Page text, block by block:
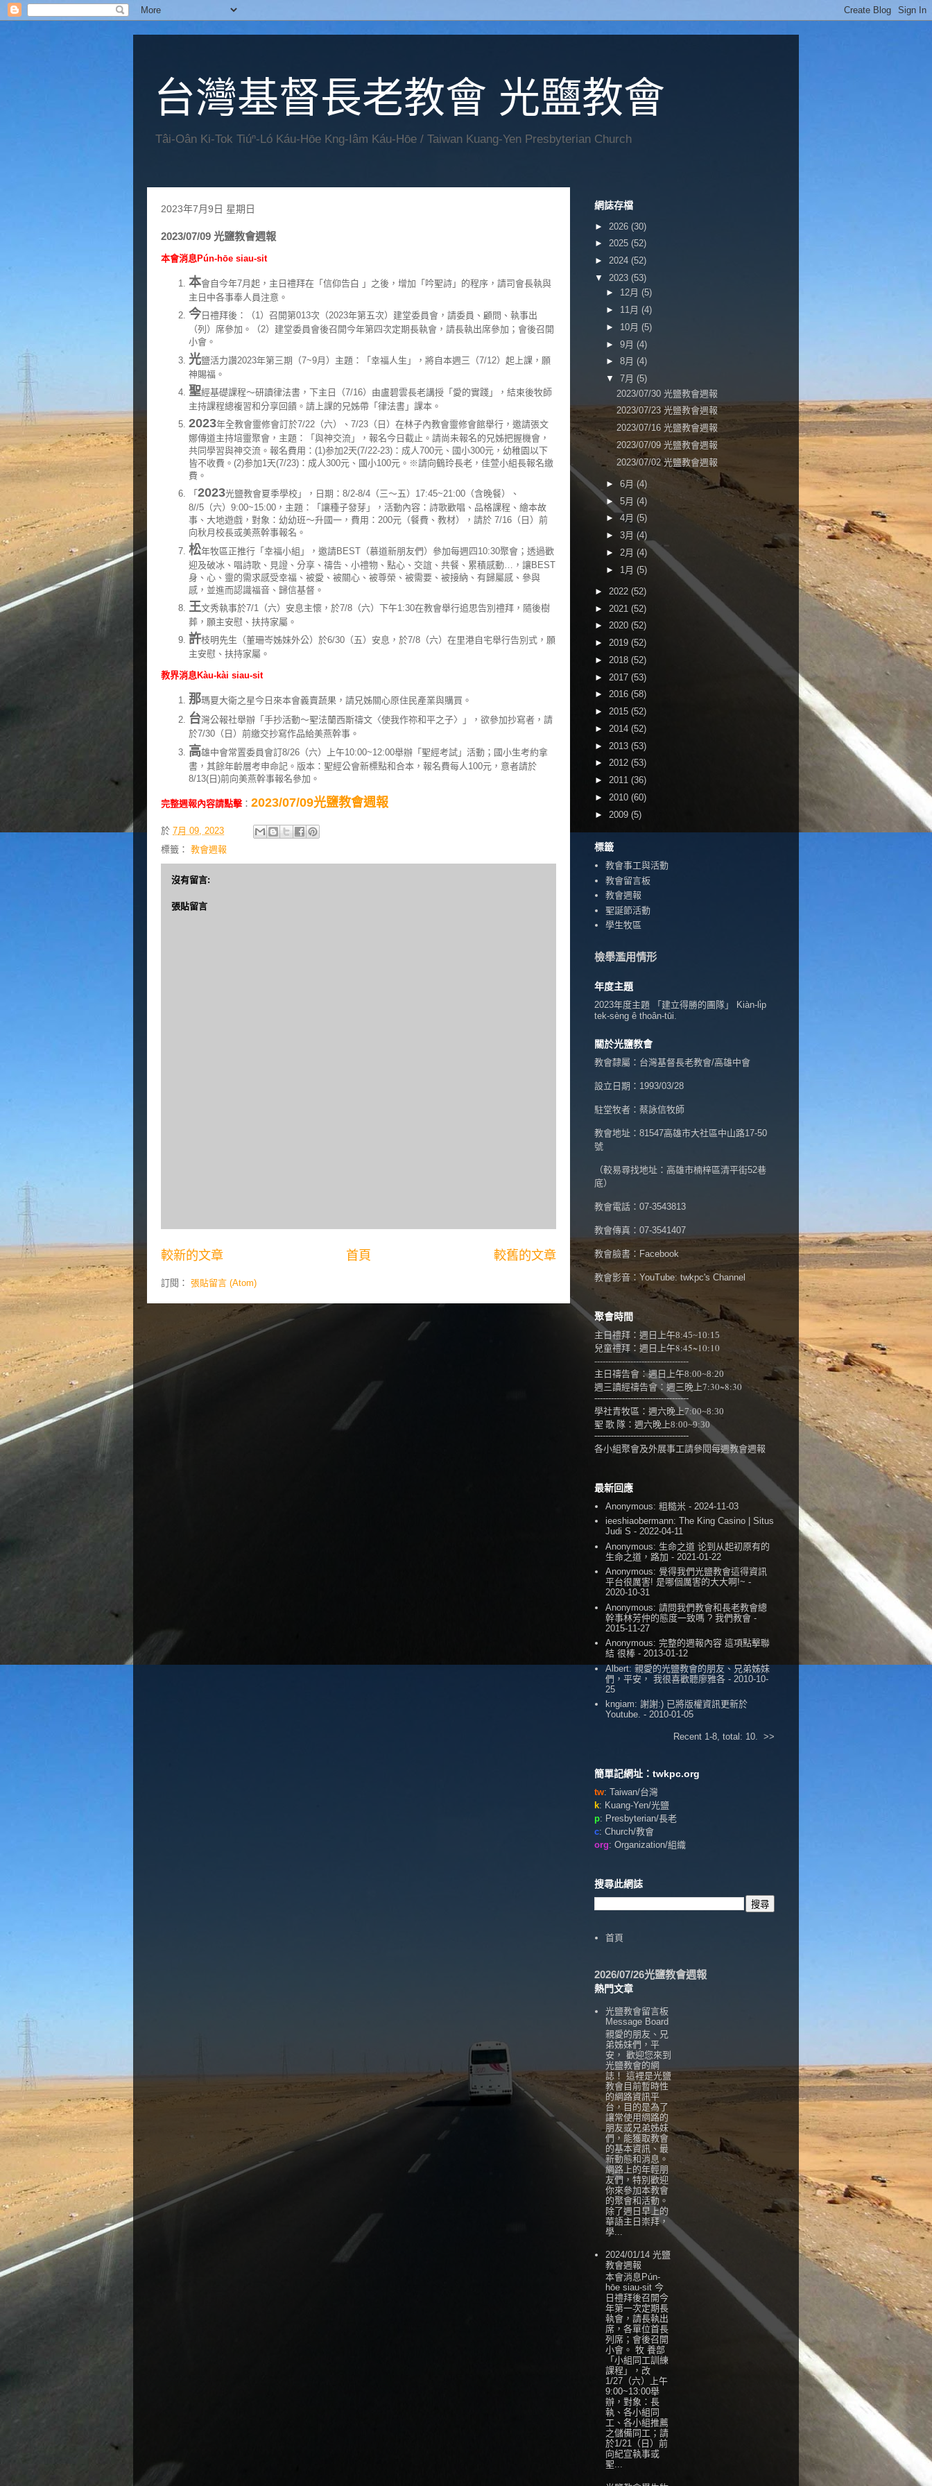
台灣基督長老教會 光鹽教會
Tâi-Oân Ki-Tok Tiúⁿ-Ló Káu-Hōe Kng-Iâm Káu-Hōe / Taiwan Kuang-Yen Presbyterian Church
2023年7月9日 星期日
2023/07/09 光鹽教會週報
本會消息Pún-hōe siau-sit
本會自今年7月起，主日禮拜在「信仰告白 」之後，增加「吟聖詩」的程序，請司會長執與
主日中各事奉人員注意。
今日禮拜後：（1）召開第013次（2023年第五次）建堂委員會，請委員、顧問、執事出
（列）席參加。（2）建堂委員會後召開今年第四次定期長執會，請長執出席參加；會後召開
小會。
光鹽活力讚2023年第三期（7~9月）主題：「幸福人生」，將自本週三（7/12）起上課，願
神賜福。
聖經基礎課程～研讀律法書，下主日（7/16）由盧碧雲長老講授「愛的實踐」，結束後牧師
主持課程總複習和分享回饋。請上課的兄姊帶「律法書」課本。
2023年全教會靈修會訂於7/22（六）、7/23（日）在林子內教會靈修會館舉行，邀請張文
娜傳道主持培靈聚會，主題：「與神交流」，報名今日截止。請尚未報名的兄姊把握機會，
共同學習與神交流。報名費用：(1)参加2天(7/22-23)：成人700元、國小300元，幼稚園以下
皆不收費。(2)参加1天(7/23)：成人300元、國小100元。※請向鶴玲長老，佳萱小組長報名繳
費。
「 2023光鹽教會夏季學校」，日期：8/2-8/4（三～五）17:45~21:00（含晚餐）、
8//5（六）9:00~15:00，主題：「讓種子發芽」，活動內容：詩歌歡唱、品格課程、繪本故
事、大地遊戲，對象：幼幼班～升國一，費用：200元（餐費、教材），請於 7/16（日）前
向秋月校長或美燕幹事報名。
松年牧區正推行「幸福小組」，邀請BEST（慕道新朋友們）參加每週四10:30聚會；透過歡
迎及破冰、唱詩歌、見證、分享、禱告、小禮物、點心、交誼、共餐、累積感動…，讓BEST
身、心、靈的需求感受幸福、被愛、被關心、被尊榮、被需要、被接納、有歸屬感、參與
感，並進而認識福音、歸信基督。
王文秀執事於7/1（六）安息主懷，於7/8（六）下午1:30在教會舉行追思告別禮拜，隨後樹
葬，願主安慰、扶持家屬。
許枝明先生（董珊岑姊妹外公）於6/30（五）安息，於7/8（六）在里港自宅舉行告別式，願
主安慰、扶持家屬。
教界消息Kàu-kài siau-sit
那瑪夏大衛之星今日來本會義賣蔬果，請兄姊關心原住民產業與購買。
台灣公報社舉辦「手抄活動～聖法蘭西斯禱文〈使我作祢和平之子〉」，欲參加抄寫者，請
於7/30（日）前繳交抄寫作品給美燕幹事。
高雄中會常置委員會訂8/26（六）上午10:00~12:00舉辦「聖經考試」活動；國小生考約拿
書，其餘年齡層考申命記。版本：聖經公會新標點和合本，報名費每人100元，意者請於
8/13(日)前向美燕幹事報名參加。
完整週報內容請點擊： 2023/07/09光鹽教會週報
於 7月 09, 2023
標籤： 教會週報
沒有留言:
張貼留言
較新的文章 較舊的文章
首頁
訂閱： 張貼留言 (Atom)
網誌存檔
► 2026 (30)
► 2025 (52)
► 2024 (52)
▼ 2023 (53)
► 12月 (5)
► 11月 (4)
► 10月 (5)
► 9月 (4)
► 8月 (4)
▼ 7月 (5)
2023/07/30 光鹽教會週報
2023/07/23 光鹽教會週報
2023/07/16 光鹽教會週報
2023/07/09 光鹽教會週報
2023/07/02 光鹽教會週報
► 6月 (4)
► 5月 (4)
► 4月 (5)
► 3月 (4)
► 2月 (4)
► 1月 (5)
► 2022 (52)
► 2021 (52)
► 2020 (52)
► 2019 (52)
► 2018 (52)
► 2017 (53)
► 2016 (58)
► 2015 (52)
► 2014 (52)
► 2013 (53)
► 2012 (53)
► 2011 (36)
► 2010 (60)
► 2009 (5)
標籤
教會事工與活動
教會留言板
教會週報
聖誕節活動
學生牧區
檢舉濫用情形
年度主題
2023年度主題 「建立得勝的團隊」 Kiàn-li̍p
tek-sèng ê thoân-tūi.
關於光鹽教會
教會隸屬：台灣基督長老教會/高雄中會
設立日期：1993/03/28
駐堂牧者：蔡詠信牧師
教會地址： 81547高雄市大社區中山路17-50
號
（較易尋找地址：高雄市楠梓區清平街52巷
底）
教會電話：07-3543813
教會傳真：07-3541407
教會臉書： Facebook
教會影音：YouTube: twkpc's Channel
聚會時間
主日禮拜：週日上午8:45~10:15
兒童禮拜：週日上午8:45~10:10
----------------------------------
主日禱告會：週日上午8:00~8:20
週三讀經禱告會：週三晚上7:30~8:30
----------------------------------
學社青牧區：週六晚上7:00~8:30
聖 歌 隊： 週六晚上8:00~9:30
----------------------------------
各小組聚會及外展事工請參閱每週教會週報
最新回應
Anonymous:粗糙米 - 2024-11-03
ieeshiaobermann:The King Casino | Situs
Judi S - 2022-04-11
Anonymous: 生命之道 论到从起初原有的
生命之道，路加 - 2021-01-22
Anonymous: 覺得我們光鹽教會這得資訊
平台很厲害! 是哪個厲害的大大啊!~ -
2020-10-31
Anonymous:請問我們教會和長老教會總
幹事林芳仲的態度一致嗎 ? 我們教會 -
2015-11-27
Anonymous:完整的週報內容 這項點擊聯
結 很棒- 2013-01-12
Albert:親愛的光鹽教會的朋友、兄弟姊妹
們，平安， 我很喜歡聽廖雅各 - 2010-10-
25
kngiam:謝謝:) 已將版權資訊更新於
Youtube. - 2010-01-05
Recent 1-8, total: 10. >>
簡單記網址：twkpc.org
tw: Taiwan/台灣
k: Kuang-Yen/光鹽
p: Presbyterian/長老
c: Church/教會
org: Organization/組織
搜尋此網誌
首頁
2026/07/26光鹽教會週報
熱門文章
光鹽教會留言板
Message Board
親愛的朋友、兄
弟姊妹們，平
安， 歡迎您來到
光鹽教會的網
誌！ 這裡是光鹽
教會目前暫時性
的網路資訊平
台，目的是為了
讓常使用網路的
朋友或兄弟姊妹
們，能獲取教會
的基本資訊、最
新動態和消息。
網路上的年輕朋
友們，特別歡迎
你來參加本教會
的聚會和活動。
除了週日早上的
華語主日崇拜，
學...
2024/01/14 光鹽
教會週報
本會消息Pún-
hōe siau-sit 今
日禮拜後召開今
年第一次定期長
執會，請長執出
席，各單位首長
列席；會後召開
小會。 牧 養部
「小組同工訓練
課程」，改
1/27（六）上午
9:00~13:00舉
辦，對象：長
執、各小組同
工、各小組推薦
之儲備同工；請
於1/21（日）前
向紀宣執事或
聖...